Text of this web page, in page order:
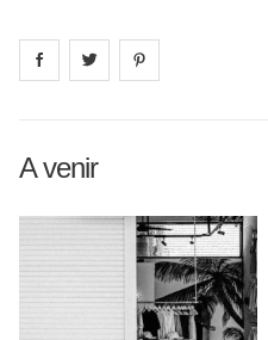
Share on facebook
Share on
A venir